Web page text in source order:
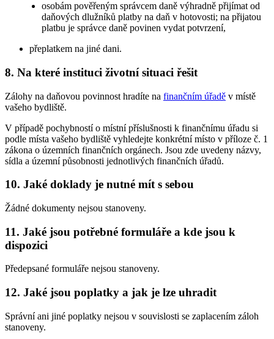
osobám pověřeným správcem daně výhradně přijímat od
daňových dlužníků platby na daň v hotovosti; na přijatou
platbu je správce daně povinen vydat potvrzení,
přeplatkem na jiné dani.
8. Na které instituci životní situaci řešit
Zálohy na daňovou povinnost hradíte na finančním úřadě v místě
vašeho bydliště.
V případě pochybností o místní příslušnosti k finančnímu úřadu si
podle místa vašeho bydliště vyhledejte konkrétní místo v příloze č. 1
zákona o územních finančních orgánech. Jsou zde uvedeny názvy,
sídla a územní působnosti jednotlivých finančních úřadů.
10. Jaké doklady je nutné mít s sebou
Žádné dokumenty nejsou stanoveny.
11. Jaké jsou potřebné formuláře a kde jsou k
dispozici
Předepsané formuláře nejsou stanoveny.
12. Jaké jsou poplatky a jak je lze uhradit
Správní ani jiné poplatky nejsou v souvislosti se zaplacením záloh
stanoveny.